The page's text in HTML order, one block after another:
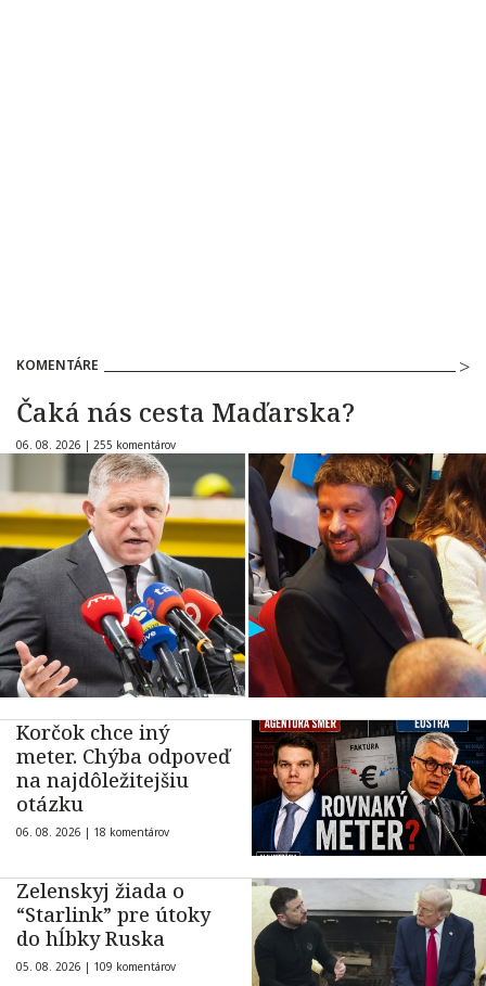
KOMENTÁRE
Čaká nás cesta Maďarska?
06. 08. 2026 | 255 komentárov
Korčok chce iný
meter. Chýba odpoveď
na najdôležitejšiu
otázku
06. 08. 2026 | 18 komentárov
Zelenskyj žiada o
“Starlink” pre útoky
do hĺbky Ruska
05. 08. 2026 | 109 komentárov